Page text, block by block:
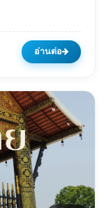
อ่านต่อ